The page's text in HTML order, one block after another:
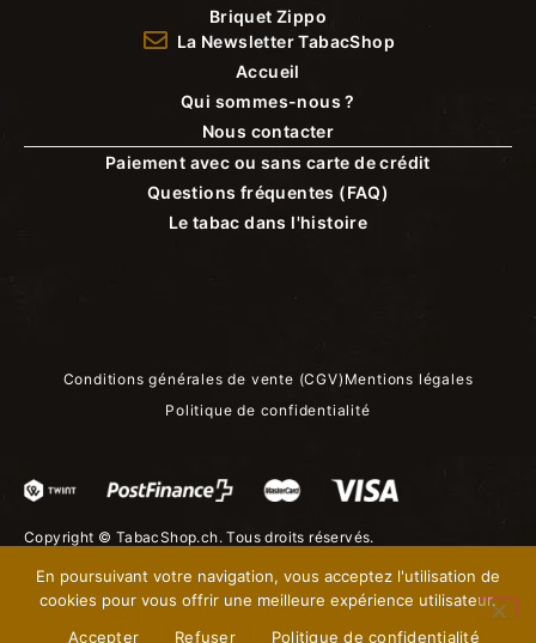
Briquet Zippo
La Newsletter TabacShop
Accueil
Qui sommes-nous ?
Nous contacter
Paiement avec ou sans carte de crédit
Questions fréquentes (FAQ)
Le tabac dans l'histoire
Conditions générales de vente (CGV) Mentions légales
Politique de confidentialité
Copyright © TabacShop.ch. Tous droits réservés.
En poursuivant votre navigation, vous acceptez l'utilisation de
cookies pour vous offrir une meilleure expérience utilisateur.
Accepter
Refuser Politique de confidentialité